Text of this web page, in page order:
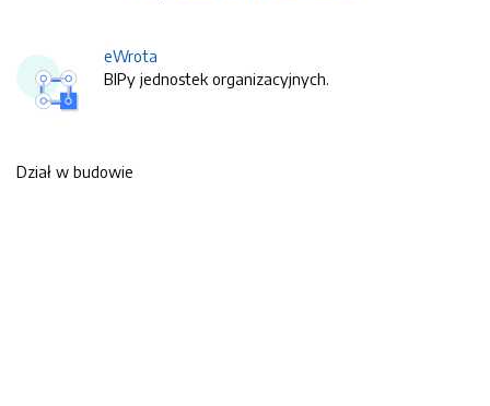
eWrota
BIPy jednostek organizacyjnych.
Dział w budowie